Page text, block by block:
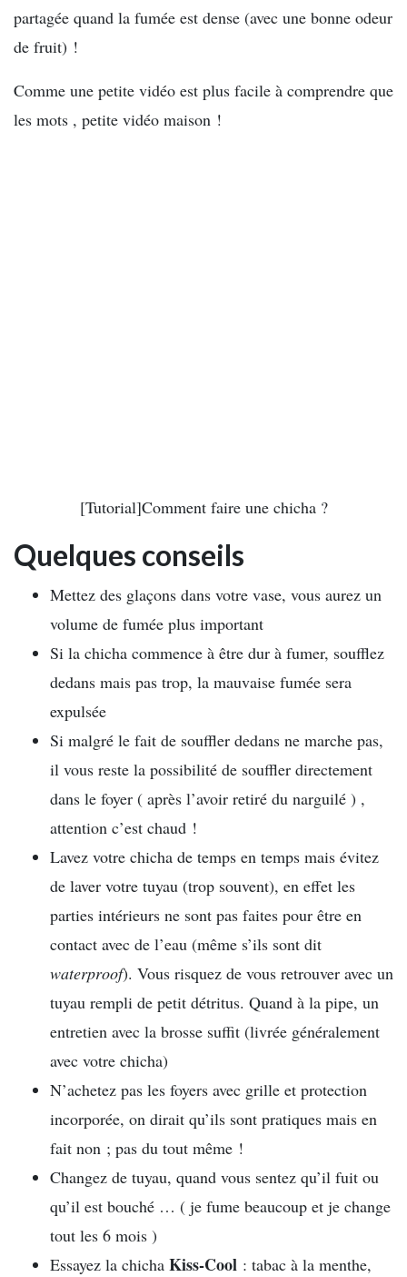
partagée quand la fumée est dense (avec une bonne odeur
de fruit) !
Comme une petite vidéo est plus facile à comprendre que
les mots , petite vidéo maison !
[Tutorial]Comment faire une chicha ?
Quelques conseils
Mettez des glaçons dans votre vase, vous aurez un
volume de fumée plus important
Si la chicha commence à être dur à fumer, soufflez
dedans mais pas trop, la mauvaise fumée sera
expulsée
Si malgré le fait de souffler dedans ne marche pas,
il vous reste la possibilité de souffler directement
dans le foyer ( après l’avoir retiré du narguilé ) ,
attention c’est chaud !
Lavez votre chicha de temps en temps mais évitez
de laver votre tuyau (trop souvent), en effet les
parties intérieurs ne sont pas faites pour être en
contact avec de l’eau (même s’ils sont dit
waterproof). Vous risquez de vous retrouver avec un
tuyau rempli de petit détritus. Quand à la pipe, un
entretien avec la brosse suffit (livrée généralement
avec votre chicha)
N’achetez pas les foyers avec grille et protection
incorporée, on dirait qu’ils sont pratiques mais en
fait non ; pas du tout même !
Changez de tuyau, quand vous sentez qu’il fuit ou
qu’il est bouché … ( je fume beaucoup et je change
tout les 6 mois )
Essayez la chicha Kiss-Cool : tabac à la menthe,